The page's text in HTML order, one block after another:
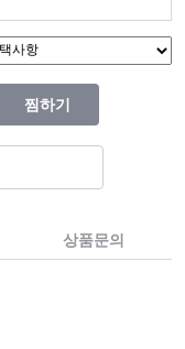
찜하기
상품문의